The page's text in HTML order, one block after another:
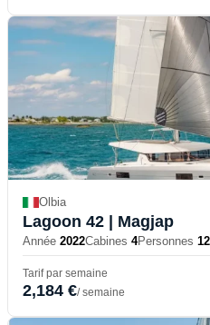
Olbia
Lagoon 42 | Magjap
Année 2022Cabines 4Personnes 12
Tarif par semaine
2,184 €/ semaine